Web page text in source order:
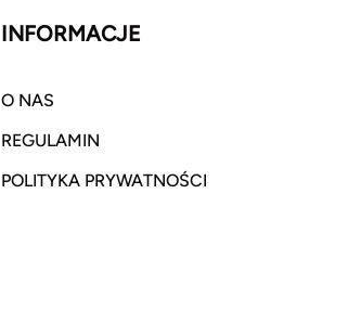
INFORMACJE
O NAS
REGULAMIN
POLITYKA PRYWATNOŚCI